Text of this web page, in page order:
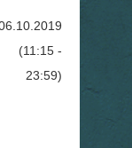
(11:15 -
23:59)